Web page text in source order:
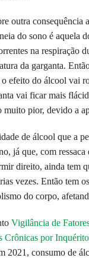
outra consequência
do sono é aquela
na respiração
da garganta.
o efeito do álcool vai
vai ficar mais
muito pior, devido a
de álcool que a
já que, com ressaca
direito, ainda tem
vezes. Então tem
do corpo,
Vigilância de
Crônicas por Inquérito
2021, consumo de